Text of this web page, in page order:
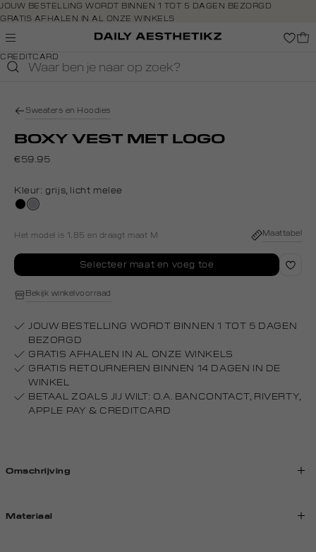
Navigeer
direct naar
de
Open de
direct
footer
JOUW BESTELLING WORDT BINNEN 1 TOT 5 DAGEN BEZORGD
GRATIS AFHALEN IN AL ONZE WINKELS
GRATIS RETOURNEREN BINNEN 14 DAGEN IN DE WINKEL
BETAAL ZOALS JIJ WILT: O.A. BANCONTACT, RIVERTY, APPLE PAY &
CREDITCARD
Sweaters en Hoodies
BOXY VEST MET LOGO
€59.95
Kleur: grijs, licht melee
zwart
grijs,
melee
Het model is 1.85 en draagt maat M Maattabel
Selecteer maat en voeg toe
Bekijk winkelvoorraad
JOUW BESTELLING WORDT BINNEN 1 TOT 5 DAGEN
BEZORGD
GRATIS AFHALEN IN AL ONZE WINKELS
GRATIS RETOURNEREN BINNEN 14 DAGEN IN DE
WINKEL
BETAAL ZOALS JIJ WILT: O.A. BANCONTACT, RIVERTY,
APPLE PAY & CREDITCARD
Omschrijving
Materiaal